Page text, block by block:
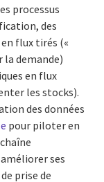
processus
des
flux tirés («
la demande)
en flux
les stocks).
des données
pour piloter en
ses
prise de